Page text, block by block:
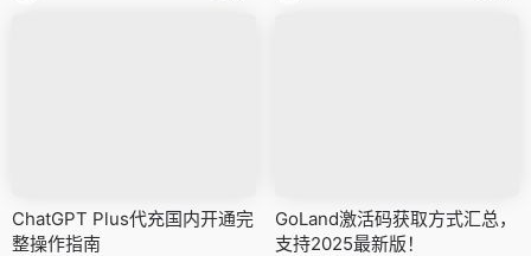
ChatGPT Plus代充国内开通完
整操作指南
GoLand激活码获取方式汇总，
支持2025最新版！